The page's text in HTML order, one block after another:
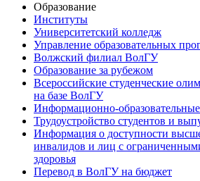
Образование
Институты
Университетский колледж
Управление образовательных
Волжский филиал ВолГУ
Образование за рубежом
Всероссийские студенческие
на базе ВолГУ
Информационно-
Трудоустройство студентов и
Информация о доступности
инвалидов и лиц с
здоровья
Перевод в ВолГУ на бюджет